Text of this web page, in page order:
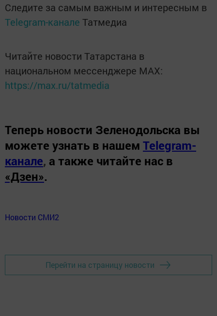
Следите за самым важным и интересным в
Telegram-канале Татмедиа
Читайте новости Татарстана в
национальном мессенджере MАХ:
https://max.ru/tatmedia
Теперь новости Зеленодольска вы
можете узнать в нашем Telegram-
канале, а также читайте нас в
«Дзен».
Новости СМИ2
Перейти на страницу новости